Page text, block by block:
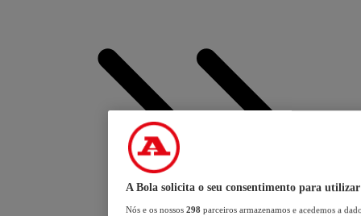
A Bola solicita o seu consentimento para utilizar
Nós e os nossos 298 parceiros armazenamos e acedemos a